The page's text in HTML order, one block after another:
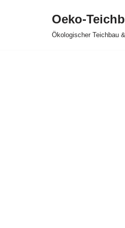
Oeko-
Ökologischer Teichbau